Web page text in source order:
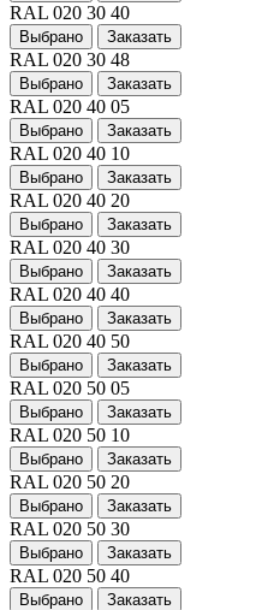
RAL 020 30 40
Выбрано Заказать
RAL 020 30 48
Выбрано Заказать
RAL 020 40 05
Выбрано Заказать
RAL 020 40 10
Выбрано Заказать
RAL 020 40 20
Выбрано Заказать
RAL 020 40 30
Выбрано Заказать
RAL 020 40 40
Выбрано Заказать
RAL 020 40 50
Выбрано Заказать
RAL 020 50 05
Выбрано Заказать
RAL 020 50 10
Выбрано Заказать
RAL 020 50 20
Выбрано Заказать
RAL 020 50 30
Выбрано Заказать
RAL 020 50 40
Выбрано Заказать